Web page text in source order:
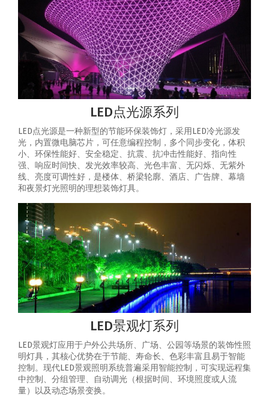
LED点光源系列
LED点光源是一种新型的节能环保装饰灯，采用LED冷光源发
光，内置微电脑芯片，可任意编程控制，多个同步变化，体积
小、环保性能好、安全稳定、抗震、抗冲击性能好、指向性
强、响应时间快、发光效率较高、光色丰富、无闪烁、无紫外
线、亮度可调性好，是楼体、桥梁轮廓、酒店、广告牌、幕墙
和夜景灯光照明的理想装饰灯具。
LED景观灯系列
LED景观灯应用于户外公共场所、广场、公园等场景的装饰性照
明灯具，其核心优势在于节能、寿命长、色彩丰富且易于智能
控制‌。‌现代LED景观照明系统普遍采用智能控制，可实现‌远程集
中控制、分组管理、自动调光（根据时间、环境照度或人流
量）以及动态场景变换‌。